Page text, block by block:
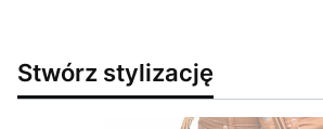
Stwórz stylizację